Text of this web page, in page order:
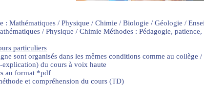
: Mathématiques / Physique / Chimie / Biologie / Géologie /
/ Physique / Chimie Méthodes : Pédagogie,
particuliers
sont organisés dans les mêmes conditions comme au collège
du cours à voix haute
au format *pdf
et compréhension du cours (TD)